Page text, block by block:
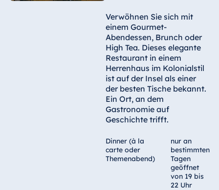
Verwöhnen Sie sich mit
einem Gourmet-
Abendessen, Brunch oder
High Tea. Dieses elegante
Restaurant in einem
Herrenhaus im Kolonialstil
ist auf der Insel als einer
der besten Tische bekannt.
Ein Ort, an dem
Gastronomie auf
Geschichte trifft.
Dinner (à la
carte oder
Themenabend)
nur an
bestimmten
Tagen
geöffnet
von 19 bis
22 Uhr